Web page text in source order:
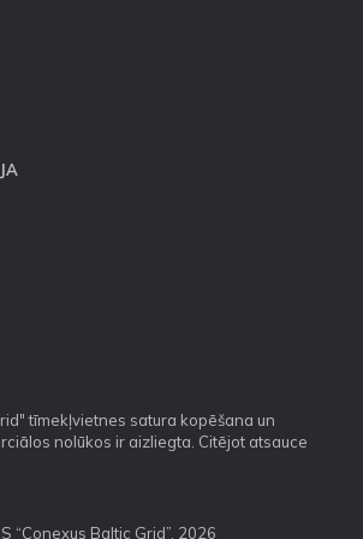
tīmekļvietnes satura kopēšana un
nolūkos ir aizliegta. Citējot atsauce
“Conexus Baltic Grid”, 2026